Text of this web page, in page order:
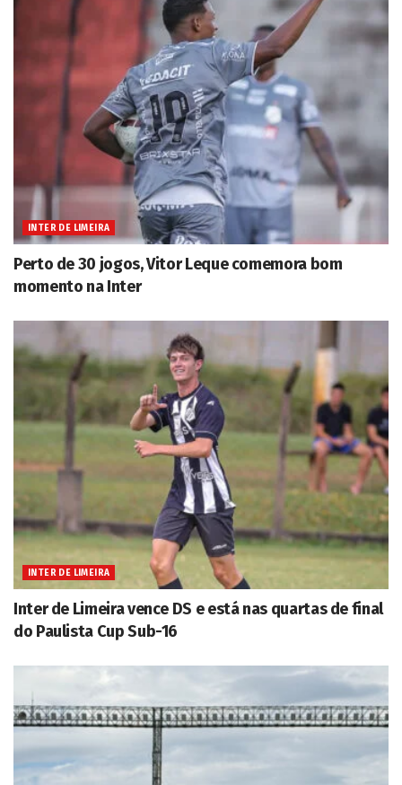
INTER DE LIMEIRA
Perto de 30 jogos, Vitor Leque comemora bom
momento na Inter
INTER DE LIMEIRA
Inter de Limeira vence DS e está nas quartas de final
do Paulista Cup Sub-16